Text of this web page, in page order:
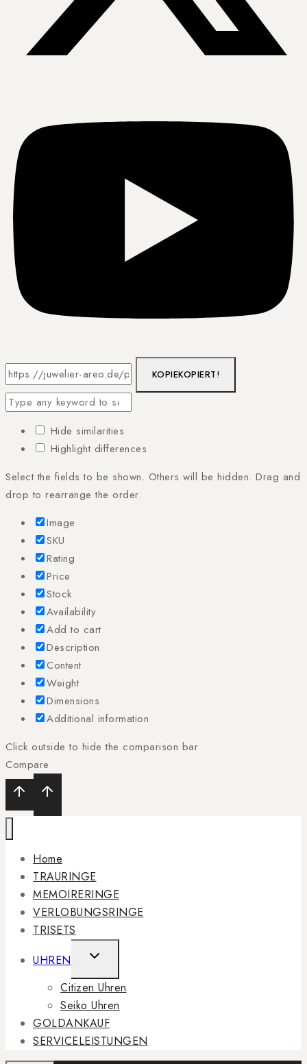
KOPIEKOPIERT!
Hide similarities
Highlight differences
Select the fields to be shown. Others will be hidden. Drag and
drop to rearrange the order.
Image
SKU
Rating
Price
Stock
Availability
Add to cart
Description
Content
Weight
Dimensions
Additional information
Click outside to hide the comparison bar
Compare
Home
TRAURINGE
MEMOIRERINGE
VERLOBUNGSRINGE
TRISETS
UHREN
TOGGLE
CHILD
MENU
Citizen Uhren
Seiko Uhren
GOLDANKAUF
SERVICELEISTUNGEN